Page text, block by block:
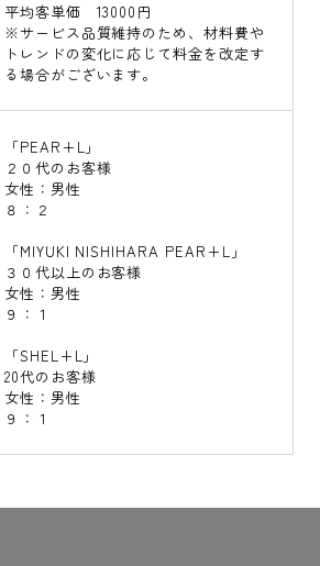
平均客単価 13000円
※サービス品質維持のため、材料費や
トレンドの変化に応じて料金を改定す
る場合がございます。
「PEAR+L」
２０代のお客様
女性：男性
８：２
「MIYUKI NISHIHARA PEAR+L」
３０代以上のお客様
女性：男性
９：１
「SHEL+L」
20代のお客様
女性：男性
９：１